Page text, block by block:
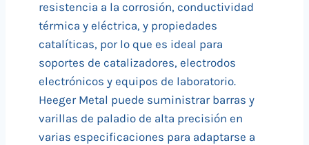
resistencia a la corrosión, conductividad
térmica y eléctrica, y propiedades
catalíticas, por lo que es ideal para
soportes de catalizadores, electrodos
electrónicos y equipos de laboratorio.
Heeger Metal puede suministrar barras y
varillas de paladio de alta precisión en
varias especificaciones para adaptarse a